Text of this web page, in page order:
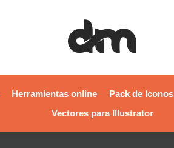
Herramientas online Pack de Iconos
Vectores para Illustrator